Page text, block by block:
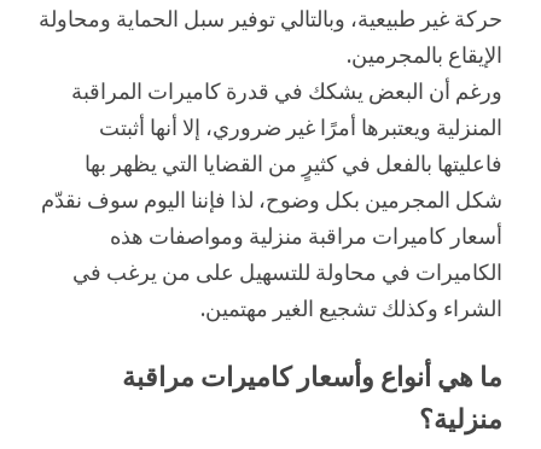
حركة غير طبيعية، وبالتالي توفير سبل الحماية ومحاولة
الإيقاع بالمجرمين.
ورغم أن البعض يشكك في قدرة كاميرات المراقبة
المنزلية ويعتبرها أمرًا غير ضروري، إلا أنها أثبتت
فاعليتها بالفعل في كثيرٍ من القضايا التي يظهر بها
شكل المجرمين بكل وضوح، لذا فإننا اليوم سوف نقدّم
أسعار كاميرات مراقبة منزلية ومواصفات هذه
الكاميرات في محاولة للتسهيل على من يرغب في
الشراء وكذلك تشجيع الغير مهتمين.
ما هي أنواع وأسعار كاميرات مراقبة
منزلية؟